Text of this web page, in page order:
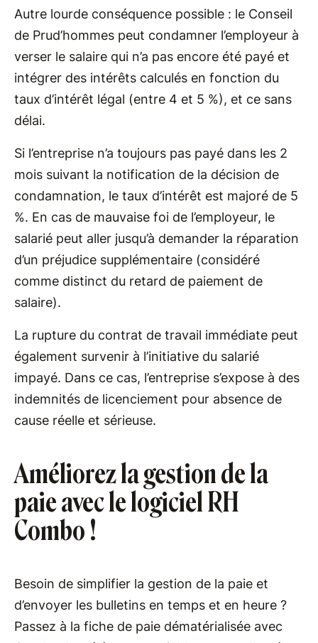
Autre lourde conséquence possible : le Conseil
de Prud’hommes peut condamner l’employeur à
verser le salaire qui n’a pas encore été payé et
intégrer des intérêts calculés en fonction du
taux d’intérêt légal (entre 4 et 5 %), et ce sans
délai.
Si l’entreprise n’a toujours pas payé dans les 2
mois suivant la notification de la décision de
condamnation, le taux d’intérêt est majoré de 5
%. En cas de mauvaise foi de l’employeur, le
salarié peut aller jusqu’à demander la réparation
d’un préjudice supplémentaire (considéré
comme distinct du retard de paiement de
salaire).
La rupture du contrat de travail immédiate peut
également survenir à l’initiative du salarié
impayé. Dans ce cas, l’entreprise s’expose à des
indemnités de licenciement pour absence de
cause réelle et sérieuse.
Améliorez la gestion de la
paie avec le logiciel RH
Combo !
Besoin de simplifier la gestion de la paie et
d’envoyer les bulletins en temps et en heure ?
Passez à la fiche de paie dématérialisée avec